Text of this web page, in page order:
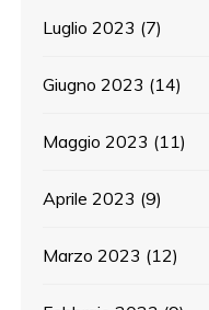
Luglio 2023 (7)
Giugno 2023 (14)
Maggio 2023 (11)
Aprile 2023 (9)
Marzo 2023 (12)